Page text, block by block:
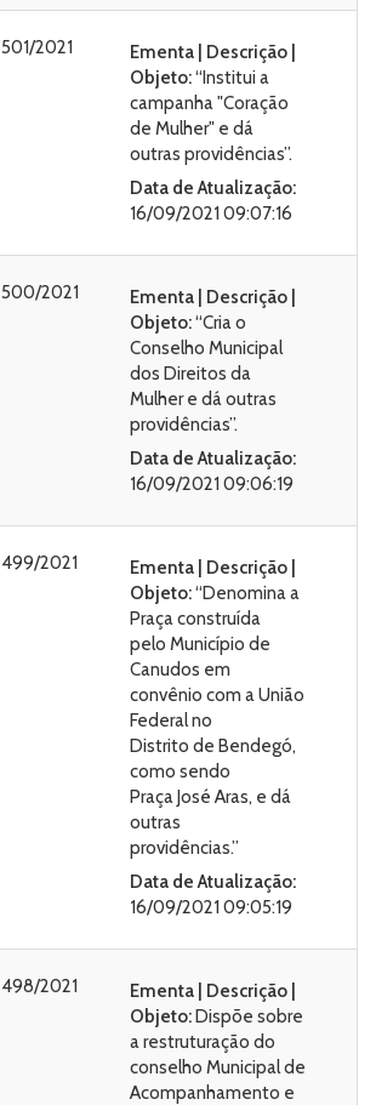
501/2021
Ementa | Descrição |
Objeto:“Institui a
campanha "Coração
de Mulher" e dá
outras providências”.
Data de Atualização:
16/09/2021 09:07:16
500/2021
Ementa | Descrição |
Objeto:“Cria o
Conselho Municipal
dos Direitos da
Mulher e dá outras
providências”.
Data de Atualização:
16/09/2021 09:06:19
499/2021
Ementa | Descrição |
Objeto:“Denomina a
Praça construída
pelo Município de
Canudos em
convênio com a União
Federal no
Distrito de Bendegó,
como sendo
Praça José Aras, e dá
outras
providências.”
Data de Atualização:
16/09/2021 09:05:19
498/2021
Ementa | Descrição |
Objeto:Dispõe sobre
a restruturação do
conselho Municipal de
Acompanhamento e